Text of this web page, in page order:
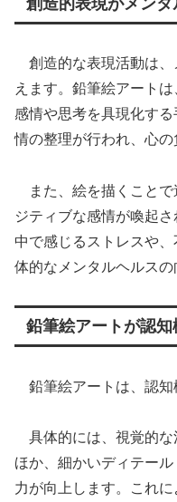
創造的な表現活動は、
えます。鉛筆絵アート
感情や思考を具現化す
情の整理が行われ、心の
また、絵を描くことで
ジティブな感情が喚起
中で感じるストレスや
体的なメンタルヘルスの
鉛筆絵アートが認
鉛筆絵アートは、認知
具体的には、視覚的な
ほか、細かいディテー
力が向上します。これ